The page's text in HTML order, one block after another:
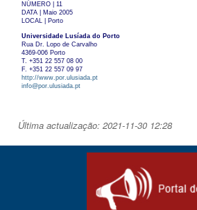
NÚMERO | 11
DATA | Maio 2005
LOCAL | Porto
Universidade Lusíada do Porto
Rua Dr. Lopo de Carvalho
4369-006 Porto
T. +351 22 557 08 00
F. +351 22 557 09 97
http://www.por.ulusiada.pt
info@por.ulusiada.pt
Última actualização: 2021-11-30 12:28